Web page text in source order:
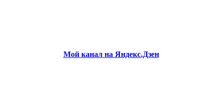
Мой канал на Яндекс.Дзен